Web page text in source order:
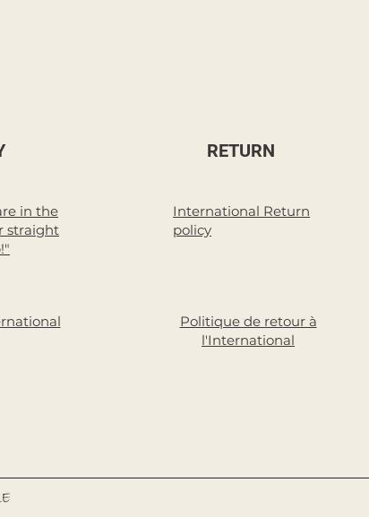
in the
straight
RETURN
International Return
policy
Politique de retour à
l'International